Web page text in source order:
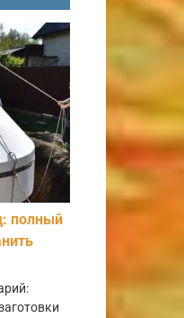
полный